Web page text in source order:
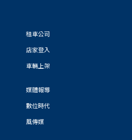
租車公司
店家登入
車輛上架
媒體報導
數位時代
風傳媒